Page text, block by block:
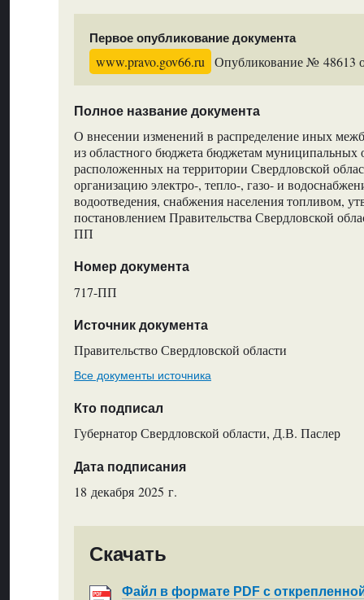
Первое опубликование документа
www.pravo.gov66.ru Опубликование № 48613
Полное название документа
О внесении изменений в распределение иных
из областного бюджета бюджетам муниципальных
расположенных на территории Свердловской
организацию электро-, тепло-, газо- и
водоотведения, снабжения населения топливом,
постановлением Правительства Свердловской
ПП
Номер документа
717-ПП
Источник документа
Правительство Свердловской области
Все документы источника
Кто подписал
Губернатор Свердловской области, Д.В. Паслер
Дата подписания
18 декабря 2025 г.
Скачать
Файл в формате PDF с